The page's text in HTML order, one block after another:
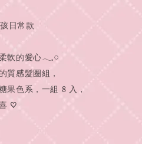
日常款
軟的愛心𓂃𓈒𓏸
質感髮圈組，
果色系，一組 8 入，
♡